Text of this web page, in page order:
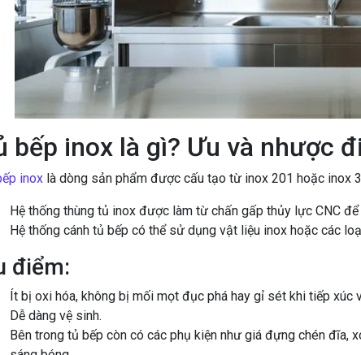
bếp inox là gì? Ưu và nhược
inoxlà dòng sản phẩm được cấu tạo từ inox 201 hoặc inox
Hệ thống thùng tủ inox được làm từ chấn gấp thủy lực CNC để
Hệ thống cánh tủ bếp có thể sử dụng vật liệu inox hoặc các
điểm:
Ít bị oxi hóa, không bị mối mọt đục phá hay gỉ sét khi tiếp xúc
Dễ dàng vệ sinh.
Bên trong tủ bếp còn có các phụ kiện như giá đựng chén đĩa,